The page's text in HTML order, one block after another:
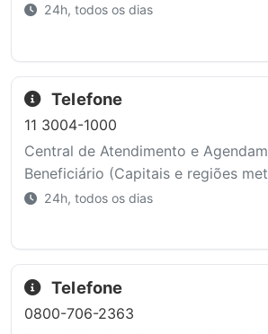
24h, todos os dias
Telefone
11 3004-1000
Central de Atendimento e
Beneficiário (Capitais e regiões
24h, todos os dias
Telefone
0800-706-2363